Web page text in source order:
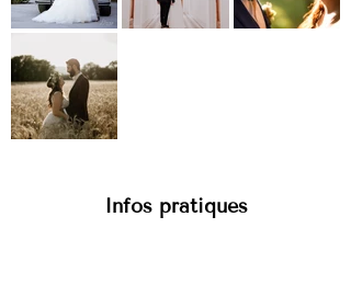
Infos pratiques